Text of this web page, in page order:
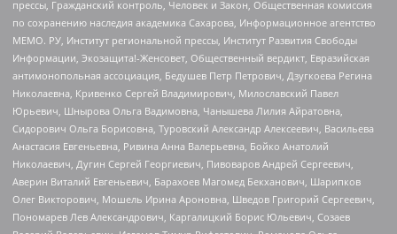
прессы, Гражданский контроль, Человек и Закон, Общественная комиссия
по сохранению наследия академика Сахарова, Информационное агентство
МЕМО. РУ, Институт региональной прессы, Институт Развития Свободы
Информации, Экозащита!-Женсовет, Общественный вердикт, Евразийская
антимонопольная ассоциация, Бедушев Петр Петрович, Дзугкоева Регина
Николаевна, Кривенко Сергей Владимирович, Милославский Павел
Юрьевич, Шнырова Ольга Вадимовна, Чанышева Лилия Айратовна,
Сидорович Ольга Борисовна, Туровский Александр Алексеевич, Васильева
Анастасия Евгеньевна, Ривина Анна Валерьевна, Бойко Анатолий
Николаевич, Дугин Сергей Георгиевич, Пивоваров Андрей Сергеевич,
Аверин Виталий Евгеньевич, Барахоев Магомед Бекханович, Шарипков
Олег Викторович, Мошель Ирина Ароновна, Шведов Григорий Сергеевич,
Пономарев Лев Александрович, Каргалицкий Борис Юльевич, Созаев